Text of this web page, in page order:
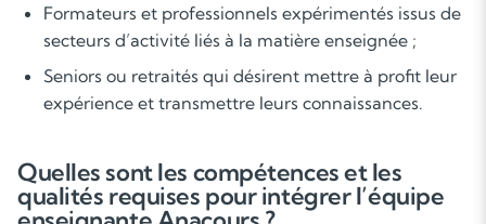
Formateurs et professionnels expérimentés issus de
secteurs d’activité liés à la matière enseignée ;
Seniors ou retraités qui désirent mettre à profit leur
expérience et transmettre leurs connaissances.
Quelles sont les compétences et les
qualités requises pour intégrer l’équipe